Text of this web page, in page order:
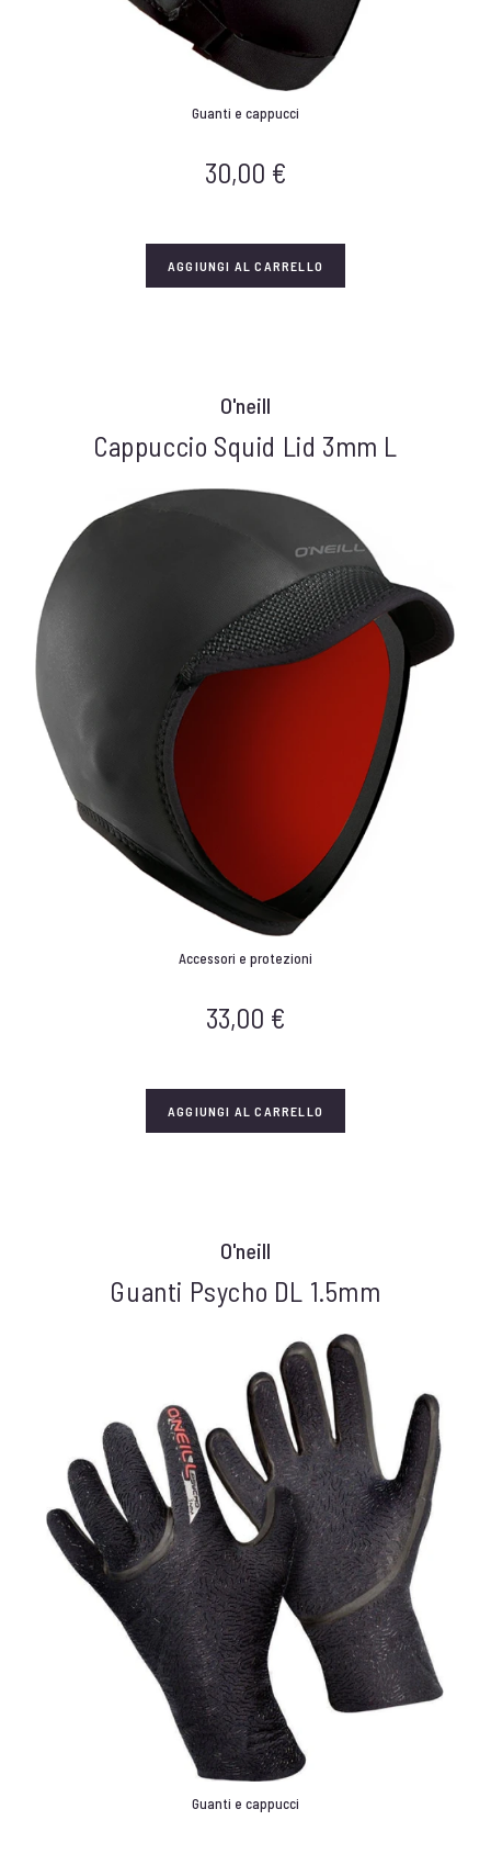
Guanti e cappucci
30,00 €
AGGIUNGI AL CARRELLO
O'neill
Cappuccio Squid Lid 3mm L
Accessori e protezioni
33,00 €
AGGIUNGI AL CARRELLO
O'neill
Guanti Psycho DL 1.5mm
Guanti e cappucci